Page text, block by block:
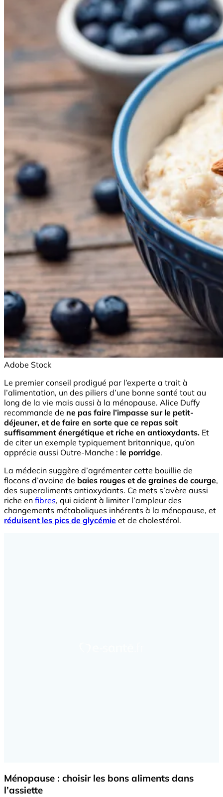
Adobe Stock
Le premier conseil prodigué par l’experte a trait à
l’alimentation, un des piliers d’une bonne santé tout au
long de la vie mais aussi à la ménopause. Alice Duffy
recommande de ne pas faire l’impasse sur le petit-
déjeuner, et de faire en sorte que ce repas soit
suffisamment énergétique et riche en antioxydants. Et
de citer un exemple typiquement britannique, qu’on
apprécie aussi Outre-Manche : le porridge.
La médecin suggère d’agrémenter cette bouillie de
flocons d’avoine de baies rouges et de graines de courge,
des superaliments antioxydants. Ce mets s’avère aussi
riche en fibres, qui aident à limiter l’ampleur des
changements métaboliques inhérents à la ménopause, et
réduisent les pics de glycémie et de cholestérol.
Ménopause : choisir les bons aliments dans
l’assiette